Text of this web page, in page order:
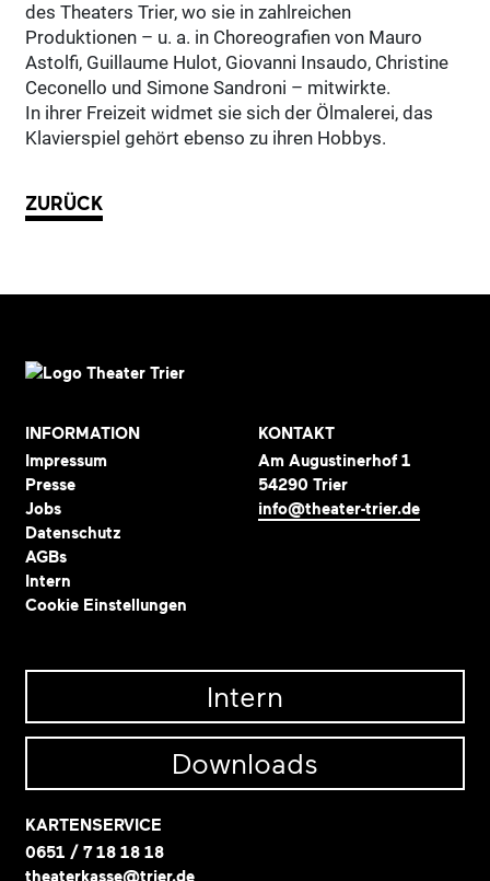
des Theaters Trier, wo sie in zahlreichen
Produktionen – u. a. in Choreografien von Mauro
Astolfi, Guillaume Hulot, Giovanni Insaudo, Christine
Ceconello und Simone Sandroni – mitwirkte.
In ihrer Freizeit widmet sie sich der Ölmalerei, das
Klavierspiel gehört ebenso zu ihren Hobbys.
ZURÜCK
INFORMATION
Impressum
Presse
Jobs
Datenschutz
AGBs
Intern
Cookie Einstellungen
KONTAKT
Am Augustinerhof 1
54290 Trier
info@theater-trier.de
Intern
Downloads
KARTENSERVICE
0651 / 7 18 18 18
theaterkasse@trier.de